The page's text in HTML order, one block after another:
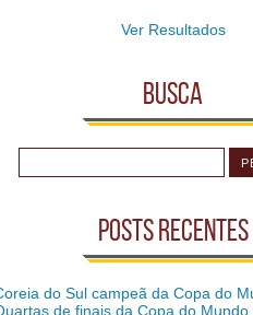
Ver Resultados
Busca
Posts recentes
do Sul campeã da Copa do
de finais da Copa do Mundo